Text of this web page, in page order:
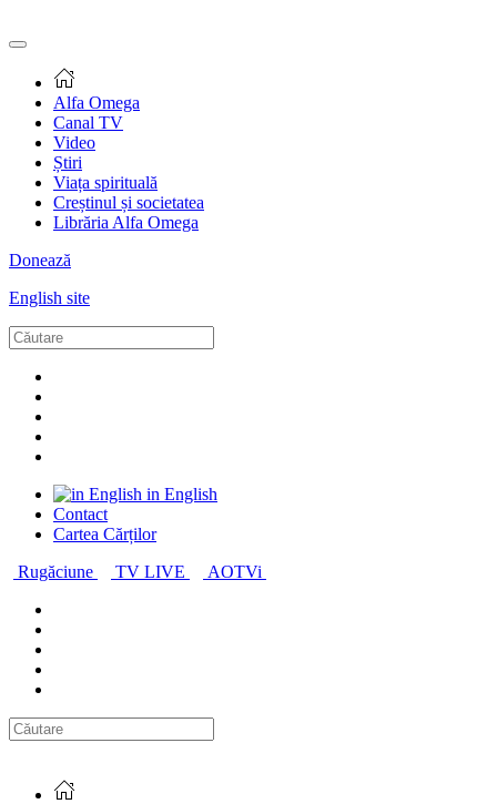
Alfa Omega
Canal TV
Video
Știri
Viața spirituală
Creștinul și societatea
Librăria Alfa Omega
Donează
English site
in English
Contact
Cartea Cărților
Rugăciune
TV LIVE AOTVi